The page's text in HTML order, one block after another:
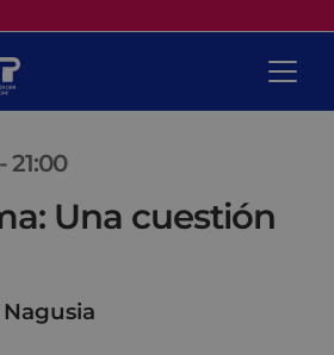
-21:00
Una cuestión